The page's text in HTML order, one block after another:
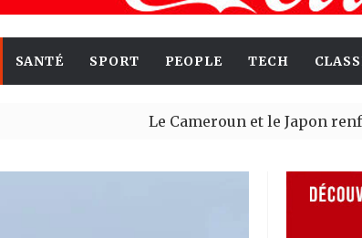
SANTÉ SPORT PEOPLE TECH
Le Cameroun et le Japon renforcent